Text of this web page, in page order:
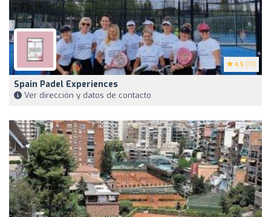
4.5 (71)
Spain Padel Experiences
Ver dirección y datos de contacto